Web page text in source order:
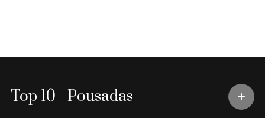
Top 10 - Pousadas